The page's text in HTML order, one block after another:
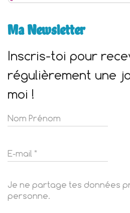
Ma Newsletter
Inscris-toi pour
régulièrement une
moi !
Je ne partage tes données
personne.